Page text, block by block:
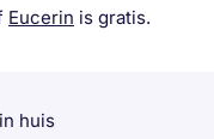
Eucerin is gratis.
huis